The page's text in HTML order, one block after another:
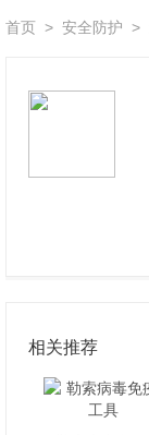
首页 > 安全防护 >
相关推荐